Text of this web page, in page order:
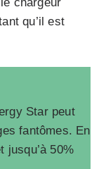
chargeur
qu’il est
Star peut
fantômes. En
jusqu’à 50%